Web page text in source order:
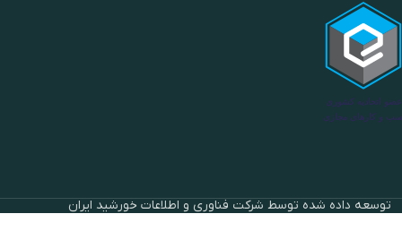
توسعه داده شده توسط شرکت فناوری و اطلاعات خورشید ایران